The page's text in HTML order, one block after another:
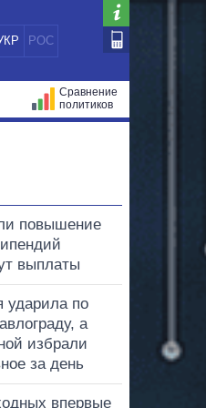
РОС
Сравнение
политиков
повышение
выплаты
ударила по
а
избрали
за день
впервые